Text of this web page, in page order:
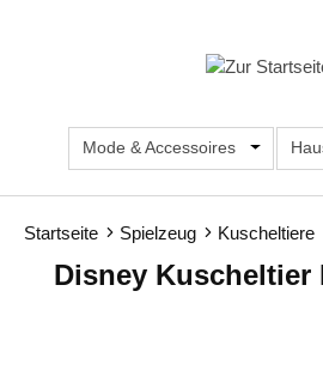
Mode & Accessoires Öffne
Startseite Spielzeug Kuscheltiere
Disney Kuscheltier